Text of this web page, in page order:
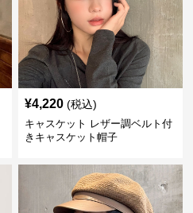
¥4,220 (税込)
キャスケット レザー調ベルト付
きキャスケット帽子